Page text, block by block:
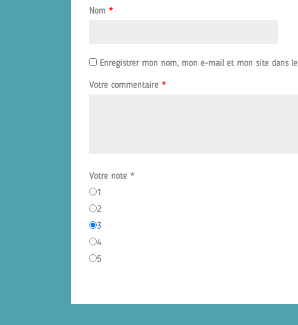
Nom *
Enregistrer mon nom, mon e-mail et mon site dans
Votre commentaire *
Votre note *
1
2
3
4
5